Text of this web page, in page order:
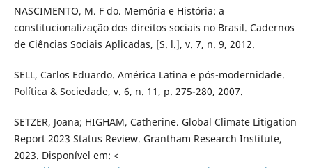
NASCIMENTO, M. F do. Memória e História: a
constitucionalização dos direitos sociais no Brasil. Cadernos
de Ciências Sociais Aplicadas, [S. l.], v. 7, n. 9, 2012.
SELL, Carlos Eduardo. América Latina e pós-modernidade.
Política & Sociedade, v. 6, n. 11, p. 275-280, 2007.
SETZER, Joana; HIGHAM, Catherine. Global Climate Litigation
Report 2023 Status Review. Grantham Research Institute,
2023. Disponível em: <